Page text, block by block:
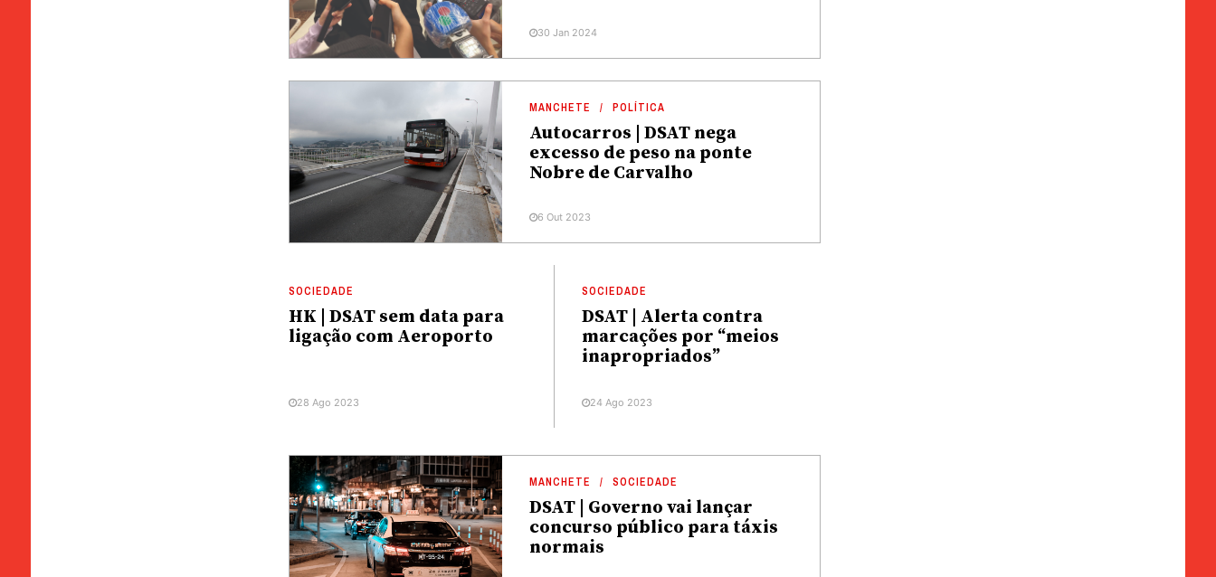
30 Jan 2024
MANCHETE POLÍTICA
Autocarros | DSAT nega
excesso de peso na ponte
Nobre de Carvalho
6 Out 2023
SOCIEDADE
HK | DSAT sem data para
ligação com Aeroporto
28 Ago 2023
SOCIEDADE
DSAT | Alerta contra
marcações por “meios
inapropriados”
24 Ago 2023
MANCHETE SOCIEDADE
DSAT | Governo vai lançar
concurso público para táxis
normais